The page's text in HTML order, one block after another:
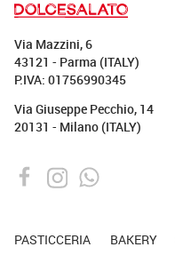
Via Mazzini, 6
43121 - Parma (ITALY)
P.IVA: 01756990345
Via Giuseppe Pecchio, 14
20131 - Milano (ITALY)
PASTICCERIA BAKERY